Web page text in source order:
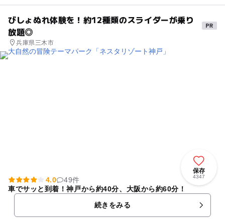
びしょぬれ体験を！約12種類のスライダーが乗り
放題◎
兵庫県三木市
保存
4347
4.0
49件
車でサッと到着！神戸から約40分、大阪から約60分！
続きをみる